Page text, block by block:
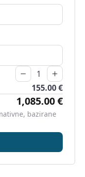
155.00 €
1,085.00 €
bazirane